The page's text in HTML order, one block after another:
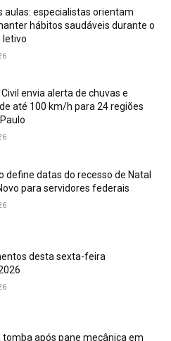
aulas: especialistas orientam
hábitos saudáveis durante o
letivo
envia alerta de chuvas e
até 100 km/h para 24 regiões
define datas do recesso de Natal
para servidores federais
desta sexta-feira
tomba após pane mecânica em